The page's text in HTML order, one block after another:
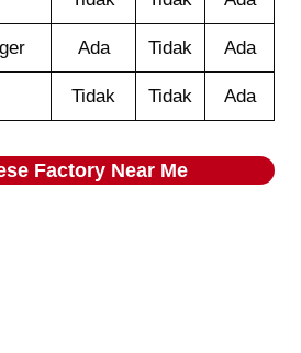
Ada Tidak Ada
Tidak Tidak Ada
FactoryNear Me